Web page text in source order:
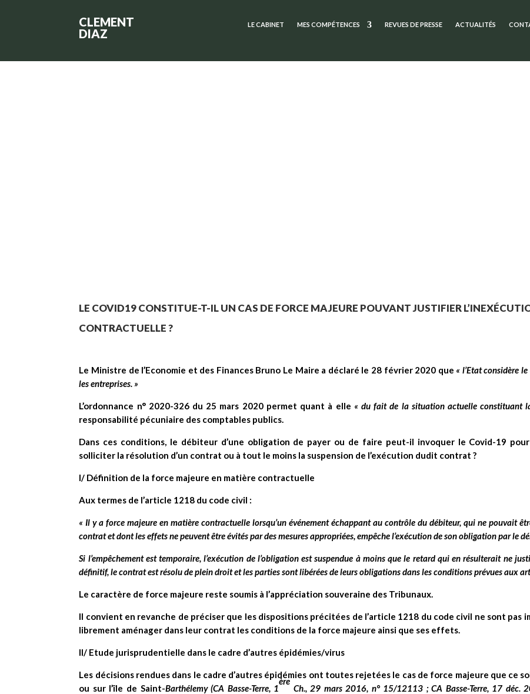
CLEMENT
DIAZ
LE CABINET MES COMPÉTENCES REVUES DE PRESSE ACTUALITÉS
LE COVID19 CONSTITUE-T-IL UN CAS DE FORCE MAJEURE POUVANT JUSTIFIER
CONTRACTUELLE ?
Le Ministre de l’Economie et des Finances Bruno Le Maire a déclaré le 28 février 2020 que « l’Etat considère
les entreprises. »
L’ordonnance n° 2020-326 du 25 mars 2020 permet quant à elle « du fait de la situation actuelle constituant
responsabilité pécuniaire des comptables publics.
Dans ces conditions, le débiteur d’une obligation de payer ou de faire peut-il invoquer le Covid-19
solliciter la résolution d’un contrat ou à tout le moins la suspension de l’exécution dudit contrat ?
I/ Définition de la force majeure en matière contractuelle
Aux termes de l’article 1218 du code civil :
« Il y a force majeure en matière contractuelle lorsqu’un événement échappant au contrôle du débiteur, qui ne pouvait
contrat et dont les effets ne peuvent être évités par des mesures appropriées, empêche l’exécution de son obligation par le
Si l’empêchement est temporaire, l’exécution de l’obligation est suspendue à moins que le retard qui en résulterait ne
définitif, le contrat est résolu de plein droit et les parties sont libérées de leurs obligations dans les conditions prévues aux
Le caractère de force majeure reste soumis à l’appréciation souveraine des Tribunaux.
Il convient en revanche de préciser que les dispositions précitées de l’article 1218 du code civil ne sont pas
librement aménager dans leur contrat les conditions de la force majeure ainsi que ses effets.
II/ Etude jurisprudentielle dans le cadre d’autres épidémies/virus
Les décisions rendues dans le cadre d’autres épidémies ont toutes rejetées le cas de force majeure que ce
ou sur l’île de Saint-Barthélemy (CA Basse-Terre, 1
ère
Ch., 29 mars 2016, n° 15/12113 ; CA Basse-Terre, 17 déc.